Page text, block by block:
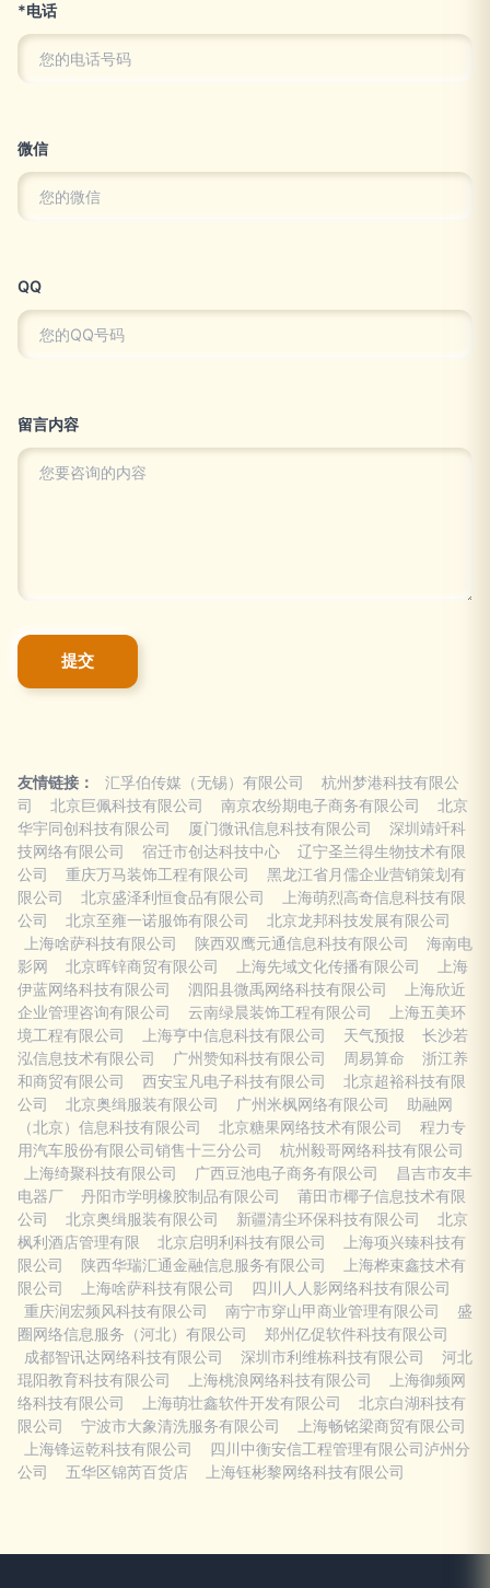
*电话
微信
QQ
留言内容
友情链接： 汇孚伯传媒（无锡）有限公司
杭州梦港科技有限公
司
北京巨佩科技有限公司 南京农纷期电子商务有限公司
北京
华宇同创科技有限公司
厦门微讯信息科技有限公司
深圳靖竏科
技网络有限公司
宿迁市创达科技中心
辽宁圣兰得生物技术有限
公司
重庆万马装饰工程有限公司
黑龙江省月儒企业营销策划有
限公司
北京盛泽利恒食品有限公司
上海萌烈高奇信息科技有限
公司
北京至雍一诺服饰有限公司
北京龙邦科技发展有限公司
上海啥萨科技有限公司
陕西双鹰元通信息科技有限公司
海南电
影网
北京晖锌商贸有限公司 上海先域文化传播有限公司
上海
伊蓝网络科技有限公司
泗阳县微禹网络科技有限公司
上海欣近
企业管理咨询有限公司
云南绿晨装饰工程有限公司
上海五美环
境工程有限公司
上海亨中信息科技有限公司 天气预报
长沙若
泓信息技术有限公司
广州赞知科技有限公司 周易算命
浙江养
和商贸有限公司
西安宝凡电子科技有限公司
北京超裕科技有限
公司
北京奥缉服装有限公司 广州米枫网络有限公司
助融网
（北京）信息科技有限公司
北京糖果网络技术有限公司
程力专
用汽车股份有限公司销售十三分公司
杭州毅哥网络科技有限公司
上海绮聚科技有限公司
广西豆池电子商务有限公司
昌吉市友丰
电器厂
丹阳市学明橡胶制品有限公司
莆田市椰子信息技术有限
公司
北京奥缉服装有限公司 新疆清尘环保科技有限公司
北京
枫利酒店管理有限
北京启明利科技有限公司
上海项兴臻科技有
限公司
陕西华瑞汇通金融信息服务有限公司
上海桦束鑫技术有
限公司
上海啥萨科技有限公司
四川人人影网络科技有限公司
重庆润宏频风科技有限公司
南宁市穿山甲商业管理有限公司
盛
圈网络信息服务（河北）有限公司
郑州亿促软件科技有限公司
成都智讯达网络科技有限公司
深圳市利维栋科技有限公司
河北
琨阳教育科技有限公司
上海桃浪网络科技有限公司
上海御频网
络科技有限公司
上海萌壮鑫软件开发有限公司
北京白湖科技有
限公司
宁波市大象清洗服务有限公司
上海畅铭梁商贸有限公司
上海锋运乾科技有限公司
四川中衡安信工程管理有限公司泸州分
公司
五华区锦芮百货店 上海钰彬黎网络科技有限公司